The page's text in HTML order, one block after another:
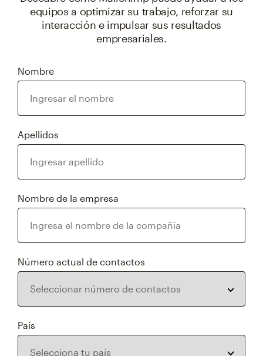
equipos a optimizar su trabajo, reforzar su
interacción e impulsar sus resultados
empresariales.
Nombre
Apellidos
Nombre de la empresa
Número actual de contactos
País